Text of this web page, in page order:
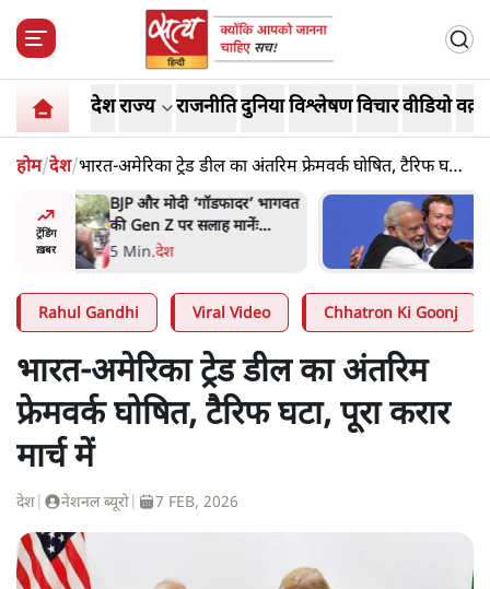
देशराज्य राजनीतिदुनियाविश्लेषणविचारवीडियो
होम/देश/भारत-अमेरिका ट्रेड डील का अंतरिम फ्रेमवर्क घोषित, टैरिफ घटा,
पूरा करार मार्च में
ट्रेंडिंग
ख़बर
भागवत
मार्क ज़करबर्ग का माफीनामाः ये
बहुत अंदर की बात है
Rahul Gandhi Viral Video Chhatron Ki Goonj
भारत-अमेरिका ट्रेड डील का अंतरिम
फ्रेमवर्क घोषित, टैरिफ घटा, पूरा करार
मार्च में
देश नेशनल ब्यूरो 7 FEB, 2026